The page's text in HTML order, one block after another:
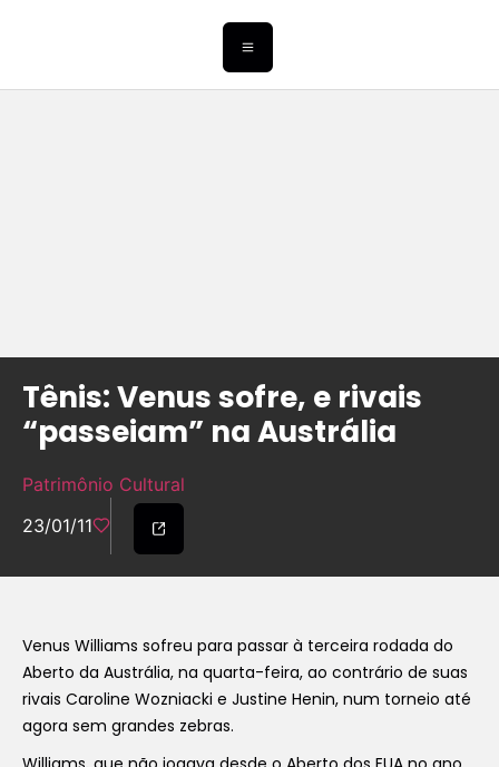
Tênis: Venus sofre, e rivais
“passeiam” na Austrália
Patrimônio Cultural
23/01/11
Venus Williams sofreu para passar à terceira rodada do
Aberto da Austrália, na quarta-feira, ao contrário de suas
rivais Caroline Wozniacki e Justine Henin, num torneio até
agora sem grandes zebras.